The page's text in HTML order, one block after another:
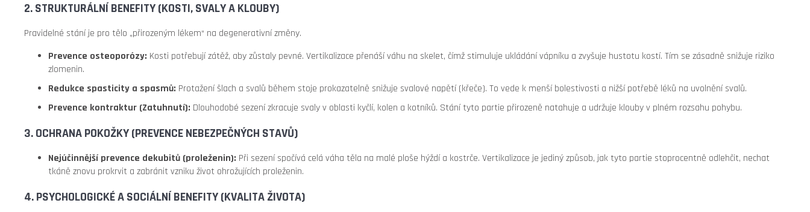
2. STRUKTURÁLNÍ BENEFITY (KOSTI, SVALY A KLOUBY)
Pravidelné stání je pro tělo „přirozeným lékem“ na degenerativní změny.
Prevence osteoporózy: Kosti potřebují zátěž, aby zůstaly pevné. Vertikalizace přenáší váhu na skelet, čímž stimuluje ukládání vápníku a zvyšuje hustotu kostí. Tím se zásadně snižuje riziko
zlomenin.
Redukce spasticity a spasmů: Protažení šlach a svalů během stoje prokazatelně snižuje svalové napětí (křeče). To vede k menší bolestivosti a nižší potřebě léků na uvolnění svalů.
Prevence kontraktur (Zatuhnutí): Dlouhodobé sezení zkracuje svaly v oblasti kyčlí, kolen a kotníků. Stání tyto partie přirozeně natahuje a udržuje klouby v plném rozsahu pohybu.
3. OCHRANA POKOŽKY (PREVENCE NEBEZPEČNÝCH STAVŮ)
Nejúčinnější prevence dekubitů (proleženin): Při sezení spočívá celá váha těla na malé ploše hýždí a kostrče. Vertikalizace je jediný způsob, jak tyto partie stoprocentně odlehčit, nechat
tkáně znovu prokrvit a zabránit vzniku život ohrožujících proleženin.
4. PSYCHOLOGICKÉ A SOCIÁLNÍ BENEFITY (KVALITA ŽIVOTA)